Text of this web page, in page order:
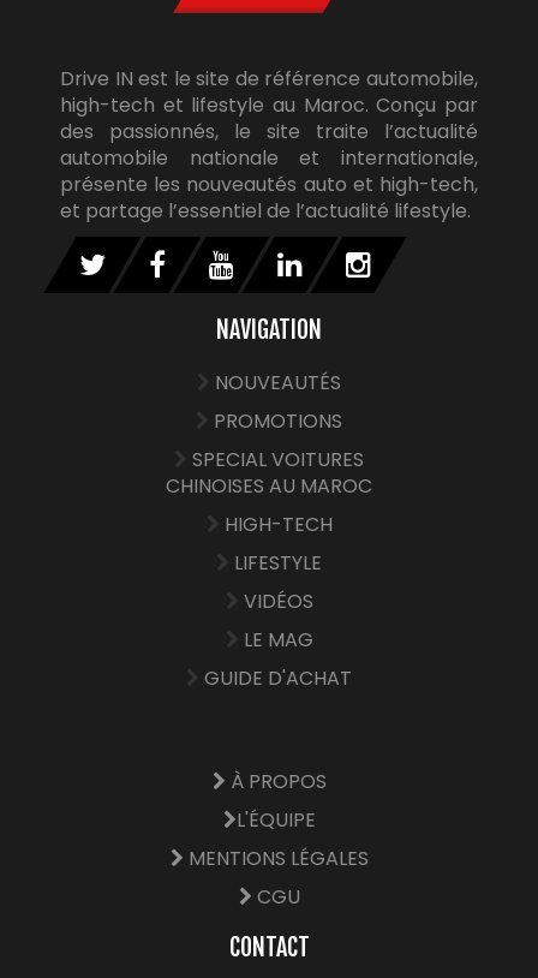
Drive IN est le site de référence automobile,
high-tech et lifestyle au Maroc. Conçu par
des passionnés, le site traite l’actualité
automobile nationale et internationale,
présente les nouveautés auto et high-tech,
et partage l’essentiel de l’actualité lifestyle.
NAVIGATION
NOUVEAUTÉS
PROMOTIONS
SPECIAL VOITURES
CHINOISES AU MAROC
HIGH-TECH
LIFESTYLE
VIDÉOS
LE MAG
GUIDE D'ACHAT
À PROPOS
L'ÉQUIPE
MENTIONS LÉGALES
CGU
CONTACT